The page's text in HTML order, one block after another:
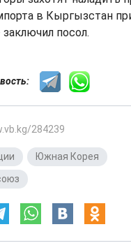
в Кыргызстан
посол.
284239
Южная Корея